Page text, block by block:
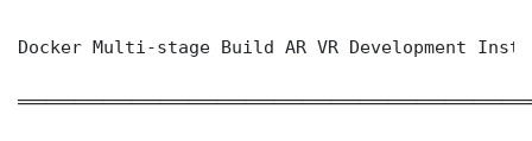
Docker Multi-stage Build AR VR Development